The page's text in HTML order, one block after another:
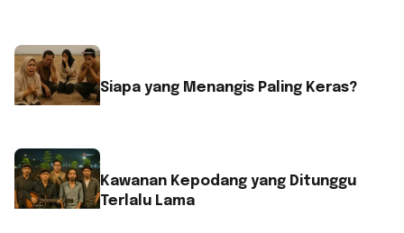
Siapa yang Menangis Paling Keras?
Kawanan Kepodang yang Ditunggu
Terlalu Lama